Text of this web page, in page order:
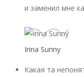
и заменил мне
Irina Sunny
Какая та